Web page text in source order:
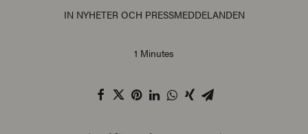
IN NYHETER OCH PRESSMEDDELANDEN
1 Minutes